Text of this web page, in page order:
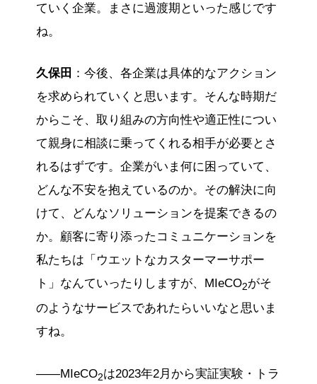
ていく企業。まさに過渡期といった感じです
ね。
久保田 ：今後、各企業は具体的なアクション
を求められていくと思います。そんな時期だ
からこそ、取り組みの方向性や適正性につい
て親身に相談に乗ってくれる相手が必要とさ
れるはずです。企業がいま何に困っていて、
どんな不安を抱えているのか。その解決に向
けて、どんなソリューションを提案できるの
か。顧客に寄り添ったコミュニケーションを
私たちは「ウエットなカスターマーサポー
ト」なんていったりしますが、MIeCO2がそ
のようなサービスであれたらいいなと思いま
すね。
——MIeCO2は2023年2月から実証実験・トラ